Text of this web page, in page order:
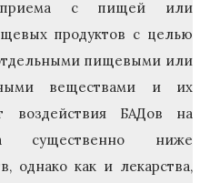
приема с пищей или
продуктов с целью
пищевыми или
веществами и их
воздействия БАДов на
существенно ниже
однако как и лекарства,